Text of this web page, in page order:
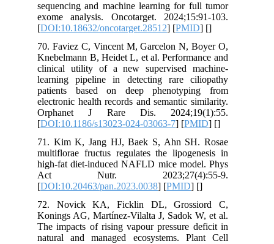
sequencing and machine learning for full tumor
exome analysis. Oncotarget. 2024;15:91-103.
[DOI:10.18632/oncotarget.28512] [PMID] [
70. Faviez C, Vincent M, Garcelon N, Boyer O,
Knebelmann B, Heidet L, et al. Performance and
clinical utility of a new supervised machine-
learning pipeline in detecting rare ciliopathy
patients based on deep phenotyping from
electronic health records and semantic similarity.
Orphanet J Rare Dis. 2024;19(1):55.
[DOI:10.1186/s13023-024-03063-7] [PMID] [
71. Kim K, Jang HJ, Baek S, Ahn SH. Rosae
multiflorae fructus regulates the lipogenesis in
high-fat diet-induced NAFLD mice model. Phys
Act Nutr. 2023;27(4):55-9.
[DOI:10.20463/pan.2023.0038] [PMID] [
72. Novick KA, Ficklin DL, Grossiord C,
Konings AG, Martínez-Vilalta J, Sadok W, et al.
The impacts of rising vapour pressure deficit in
natural and managed ecosystems. Plant Cell